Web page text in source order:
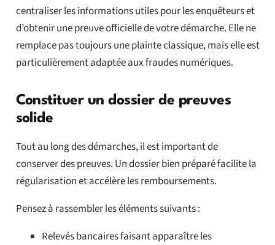
centraliser les informations utiles pour les enquêteurs et
d’obtenir une preuve officielle de votre démarche. Elle ne
remplace pas toujours une plainte classique, mais elle est
particulièrement adaptée aux fraudes numériques.
Constituer un dossier de preuves
solide
Tout au long des démarches, il est important de
conserver des preuves. Un dossier bien préparé facilite la
régularisation et accélère les remboursements.
Pensez à rassembler les éléments suivants :
Relevés bancaires faisant apparaître les